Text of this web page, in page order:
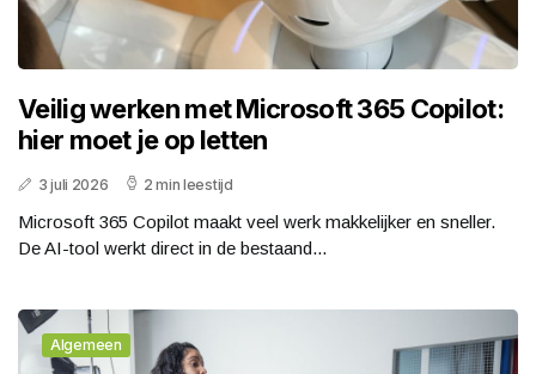
Veilig werken met Microsoft 365 Copilot:
hier moet je op letten
3 juli 2026 2 min leestijd
Microsoft 365 Copilot maakt veel werk makkelijker en sneller.
De AI-tool werkt direct in de bestaand...
Algemeen